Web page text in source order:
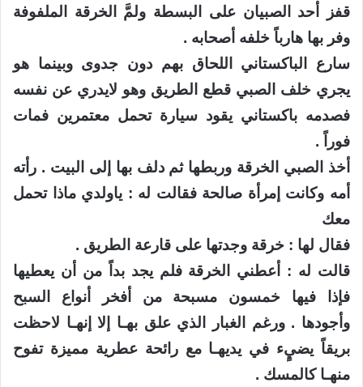
قفز أحد الصبيان على البسطة ولمَّ الخرقة الملفوفة
وفر بها هارباً خلفه أصحابه .
سارع الباكستاني اللحاق بهم دون جدوى وبينما هو
يجري خلف الصبي قطع الطريق وهو لايدري عن نفسه
فصدمه باكستاني يقود سيارة تحمل معتمرين فمات
فوراً .
أخذ الصبي الخرقة وربطها ثم دلف بها إلى البيت . رأته
أمه وكانت إمرأة صالحة فقالت له : ياولدي ماذا تحمل
معك
فقال لها : خرقة وجدتها على قارعة الطريق .
قالت له : أعطني الخرقة فلم يجد بداً من أن يعطيها
فإذا فيها خمسون مسبحة من أفخر أنواع السبح
وأجودها . ورغم الغبار الذي علق بهـا إلا إنهـا لاحظت
بريقاً يضيٍء في يديهـا مع رائحة عطرية مميزة تفوح
منهـا كالمسك .